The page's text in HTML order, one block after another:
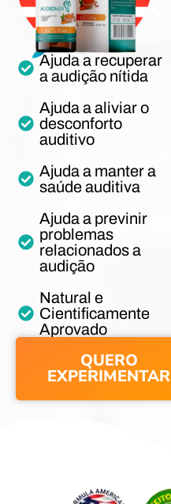
Ajuda a recuperar
a audição nítida
Ajuda a aliviar o
desconforto
auditivo
Ajuda a manter a
saúde auditiva
Ajuda a previnir
problemas
relacionados a
audição
Natural e
Cientificamente
Aprovado
QUERO
EXPERIMENTAR